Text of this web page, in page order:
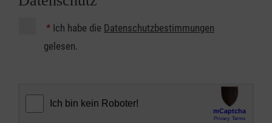
* Ich habe die Datenschutzbestimmungen
gelesen.